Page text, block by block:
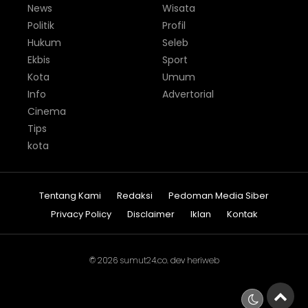
News
Politik
Hukum
Ekbis
Kota
Info
Wisata
Profil
Seleb
Sport
Umum
Advertorial
Cinema
Tips
kota
Tentang Kami Redaksi
Pedoman Media Siber
Privacy Policy
Disclaimer Iklan Kontak
© 2026 sumut24.co. dev heriweb